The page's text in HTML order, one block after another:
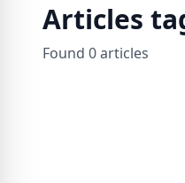
Articles
Found 0 articles